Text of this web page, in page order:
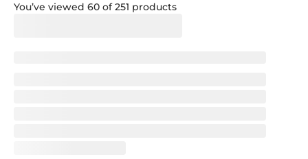
You’ve viewed 60 of 251 products